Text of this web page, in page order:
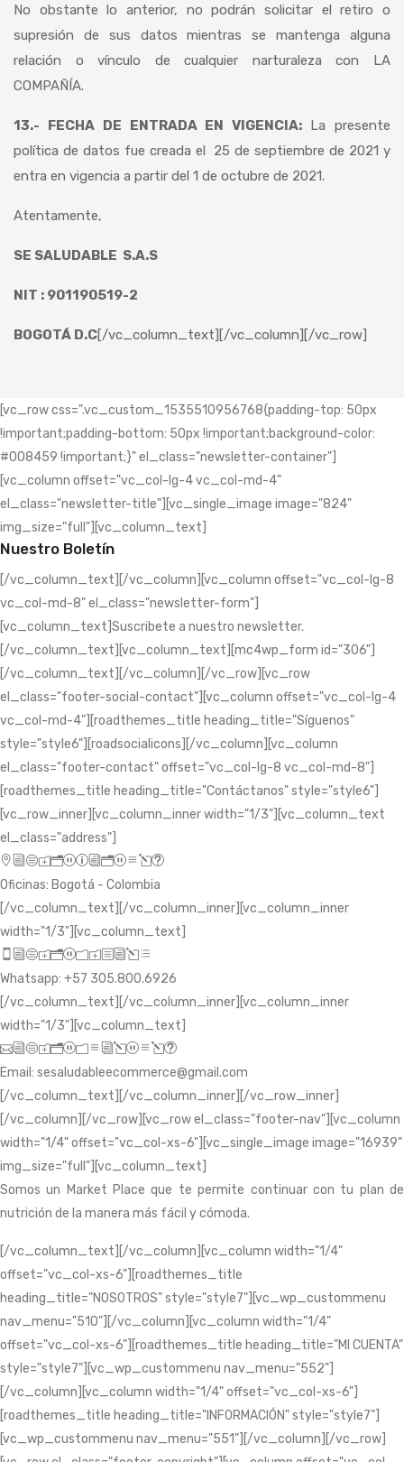
No obstante lo anterior, no podrán solicitar el retiro o
supresión de sus datos mientras se mantenga alguna
relación o vínculo de cualquier narturaleza con LA
COMPAÑÍA.
13.- FECHA DE ENTRADA EN VIGENCIA: La presente
política de datos fue creada el 25 de septiembre de 2021 y
entra en vigencia a partir del 1 de octubre de 2021.
Atentamente,
SE SALUDABLE S.A.S
NIT : 901190519-2
BOGOTÁ D.C[/vc_column_text][/vc_column][/vc_row]
[vc_row css=".vc_custom_1535510956768{padding-top: 50px
!important;padding-bottom: 50px !important;background-color:
#008459 !important;}" el_class="newsletter-container"]
[vc_column offset="vc_col-lg-4 vc_col-md-4"
el_class="newsletter-title"][vc_single_image image="824"
img_size="full"][vc_column_text]
Nuestro Boletín
[/vc_column_text][/vc_column][vc_column offset="vc_col-lg-8
vc_col-md-8" el_class="newsletter-form"]
[vc_column_text]Suscribete a nuestro newsletter.
[/vc_column_text][vc_column_text][mc4wp_form id="306"]
[/vc_column_text][/vc_column][/vc_row][vc_row
el_class="footer-social-contact"][vc_column offset="vc_col-lg-4
vc_col-md-4"][roadthemes_title heading_title="Síguenos"
style="style6"][roadsocialicons][/vc_column][vc_column
el_class="footer-contact" offset="vc_col-lg-8 vc_col-md-8"]
[roadthemes_title heading_title="Contáctanos" style="style6"]
[vc_row_inner][vc_column_inner width="1/3"][vc_column_text
el_class="address"]
icon_pin_alt
Oficinas: Bogotá - Colombia
[/vc_column_text][/vc_column_inner][vc_column_inner
width="1/3"][vc_column_text]
icon_mobile
Whatsapp: +57 305.800.6926
[/vc_column_text][/vc_column_inner][vc_column_inner
width="1/3"][vc_column_text]
icon_mail_alt
Email: sesaludableecommerce@gmail.com
[/vc_column_text][/vc_column_inner][/vc_row_inner]
[/vc_column][/vc_row][vc_row el_class="footer-nav"][vc_column
width="1/4" offset="vc_col-xs-6"][vc_single_image image="16939"
img_size="full"][vc_column_text]
Somos un Market Place que te permite continuar con tu plan de
nutrición de la manera más fácil y cómoda.
[/vc_column_text][/vc_column][vc_column width="1/4"
offset="vc_col-xs-6"][roadthemes_title
heading_title="NOSOTROS" style="style7"][vc_wp_custommenu
nav_menu="510"][/vc_column][vc_column width="1/4"
offset="vc_col-xs-6"][roadthemes_title heading_title="MI CUENTA"
style="style7"][vc_wp_custommenu nav_menu="552"]
[/vc_column][vc_column width="1/4" offset="vc_col-xs-6"]
[roadthemes_title heading_title="INFORMACIÓN" style="style7"]
[vc_wp_custommenu nav_menu="551"][/vc_column][/vc_row]